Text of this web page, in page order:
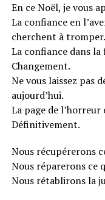
En ce Noël, je vous
La confiance en
cherchent à tromper.
La confiance dans
Changement.
Ne vous laissez pas
aujourd’hui.
La page de
Définitivement.
Nous récupérerons
Nous réparerons ce
Nous rétablirons la